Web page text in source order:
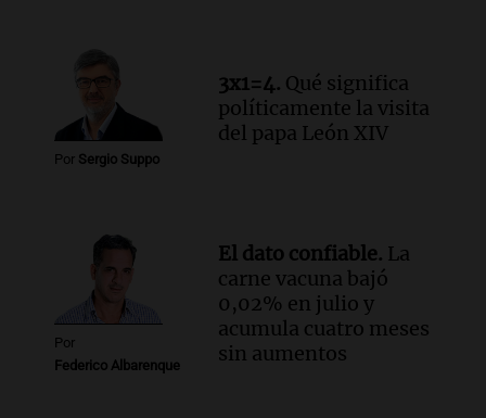
Panorama Federal
Episodios
Audio.El papamóvil de Juan Pablo II
revive con la visita de León XIV y una
historia nacida en Córdoba
Audio.Monseñor Fenoy celebra la visita
de León XIV a Argentina y reflexiona
sobre su impacto espiritual
Panorama Federal
Episodios
El ministro de Economía de Santa
Por Sergio Suppo
3x1=4. Qué significa
políticamente la visita
del papa León XIV
Por
Federico Albarenque
El dato confiable. La
carne vacuna bajó
0,02% en julio y
acumula cuatro meses
sin aumentos